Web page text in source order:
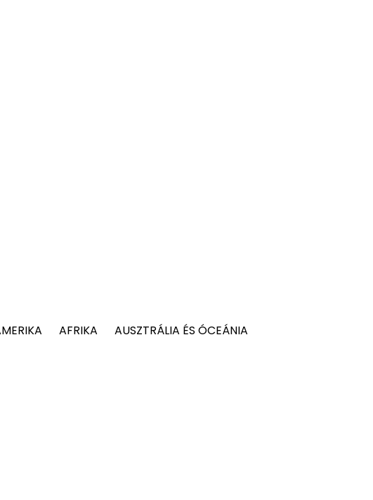
AFRIKA
AUSZTRÁLIA ÉS ÓCEÁNIA